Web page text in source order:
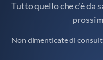
Tutto quello che c'è da
Non dimenticate di